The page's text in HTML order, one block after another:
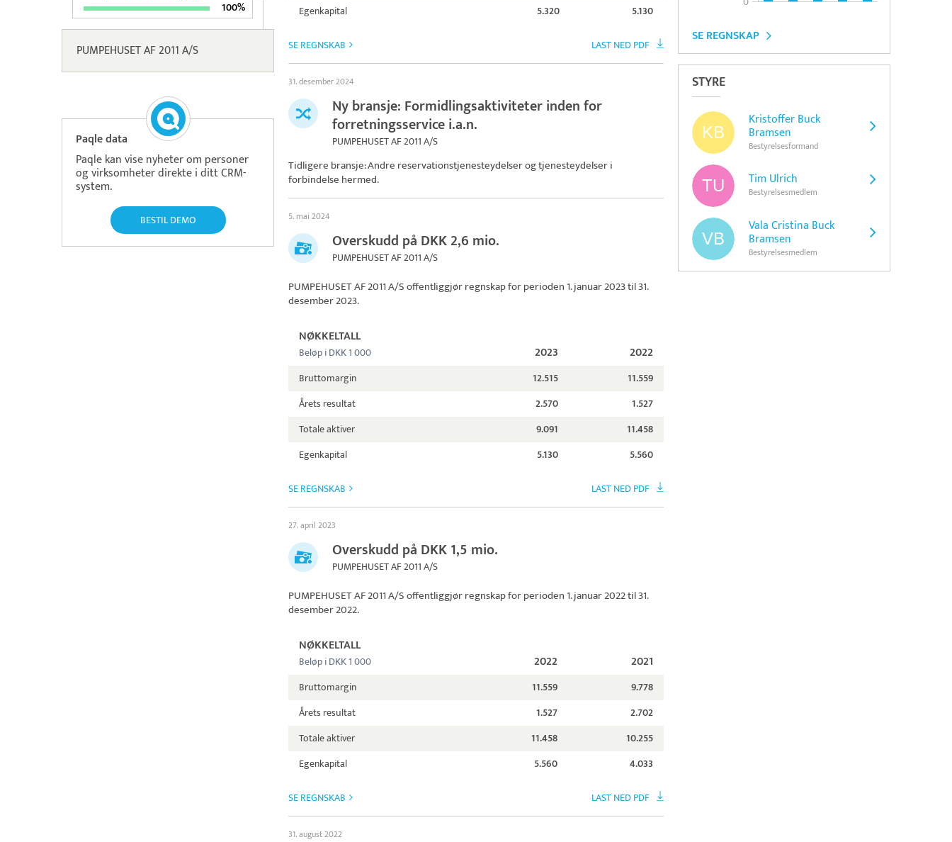
SE REGNSKAP
STYRE
Kristoffer Buck
Bramsen
Bestyrelsesformand
Tim Ulrich
Bestyrelsesmedlem
Vala Cristina Buck
Bramsen
Bestyrelsesmedlem
100%
PUMPEHUSET AF 2011 A/S
Paqle data
Paqle kan vise nyheter om personer
og virksomheter direkte i ditt CRM-
system.
BESTIL DEMO
Egenkapital
5.320 5.130
SE REGNSKAB LAST NED PDF
31. desember 2024
Ny bransje: Formidlingsaktiviteter inden for
forretningsservice i.a.n.
PUMPEHUSET AF 2011 A/S
Tidligere bransje: Andre reservationstjenesteydelser og tjenesteydelser i
forbindelse hermed.
5. mai 2024
Overskudd på DKK 2,6 mio.
PUMPEHUSET AF 2011 A/S
PUMPEHUSET AF 2011 A/Soffentliggjør regnskap for perioden 1. januar 2023 til 31.
desember 2023.
NØKKELTALL
Beløp i DKK 1 000 2023 2022
Bruttomargin 12.515
11.559
Årets resultat
2.570
1.527
Totale aktiver
9.091
11.458
Egenkapital
5.130 5.560
SE REGNSKAB LAST NED PDF
27. april 2023
Overskudd på DKK 1,5 mio.
PUMPEHUSET AF 2011 A/S
PUMPEHUSET AF 2011 A/Soffentliggjør regnskap for perioden 1. januar 2022 til 31.
desember 2022.
NØKKELTALL
Beløp i DKK 1 000 2022 2021
Bruttomargin 11.559
9.778
Årets resultat
1.527
2.702
Totale aktiver
11.458
10.255
Egenkapital
5.560 4.033
SE REGNSKAB LAST NED PDF
31. august 2022